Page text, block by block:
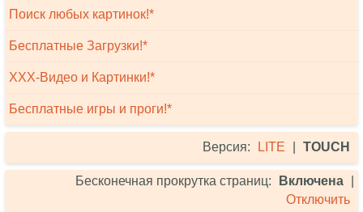
Поиск любых картинок!*
Бесплатные Загрузки!*
XXX-Видео и Картинки!*
Бесплатные игры и проги!*
Версия: LITE TOUCH
Бесконечная прокрутка страниц: Включена
Отключить